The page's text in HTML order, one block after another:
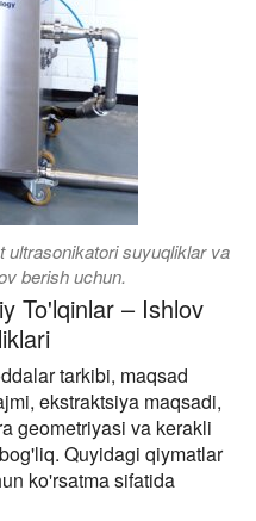
ultrasonikatori suyuqliklar va
berish uchun.
To'lqinlar – Ishlov
tarkibi, maqsad
ekstraktsiya maqsadi,
geometriyasi va kerakli
Quyidagi qiymatlar
ko'rsatma sifatida